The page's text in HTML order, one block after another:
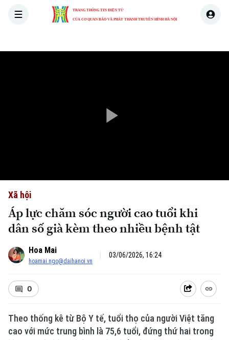
TRANG THÔNG TIN ĐIỆN TỬ
CỦA CƠ QUAN BÁO VÀ PHÁT THANH TRUYỀN HÌNH HÀ NỘI
Xã hội
Áp lực chăm sóc người cao tuổi khi
dân số già kèm theo nhiều bệnh tật
Hoa Mai
hoamai.ngo@daihanoi.vn
03/06/2026, 16:24
0
Theo thống kê từ Bộ Y tế, tuổi thọ của người Việt tăng
cao với mức trung bình là 75,6 tuổi, đứng thứ hai trong